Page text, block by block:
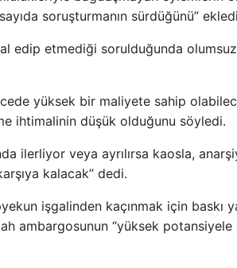
soruşturmanın sürdüğünü”
edip etmediği sorulduğunda
yüksek bir maliyete sahip
ihtimalinin düşük olduğunu söyledi.
ilerliyor veya ayrılırsa kaosla,
kalacak” dedi.
işgalinden kaçınmak için baskı
ambargosunun “yüksek potansiyele